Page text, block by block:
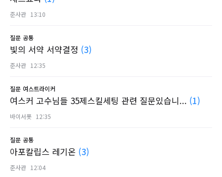
준사관 13:10
질문 공통
빛의 서약 서약결정 (3)
준사관 12:35
질문 여스트라이커
여스커 고수님들 35제스킬세팅 관련 질문있습니... (1)
바이서폿 12:35
질문 공통
아포칼립스 레기온 (3)
준사관 12:04